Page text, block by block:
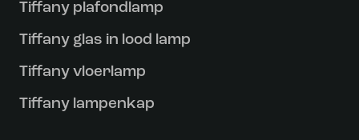
Tiffany plafondlamp
Tiffany glas in lood lamp
Tiffany vloerlamp
Tiffany lampenkap